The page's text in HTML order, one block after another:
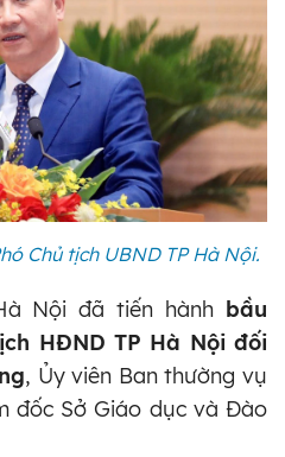
Chủ tịch UBND TP Hà Nội.
Nội đã tiến hành bầu
HĐND TP Hà Nội đối
, Ủy viên Ban thường vụ
đốc Sở Giáo dục và Đào